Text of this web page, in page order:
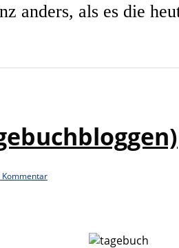
anders, als es die
Kommentar